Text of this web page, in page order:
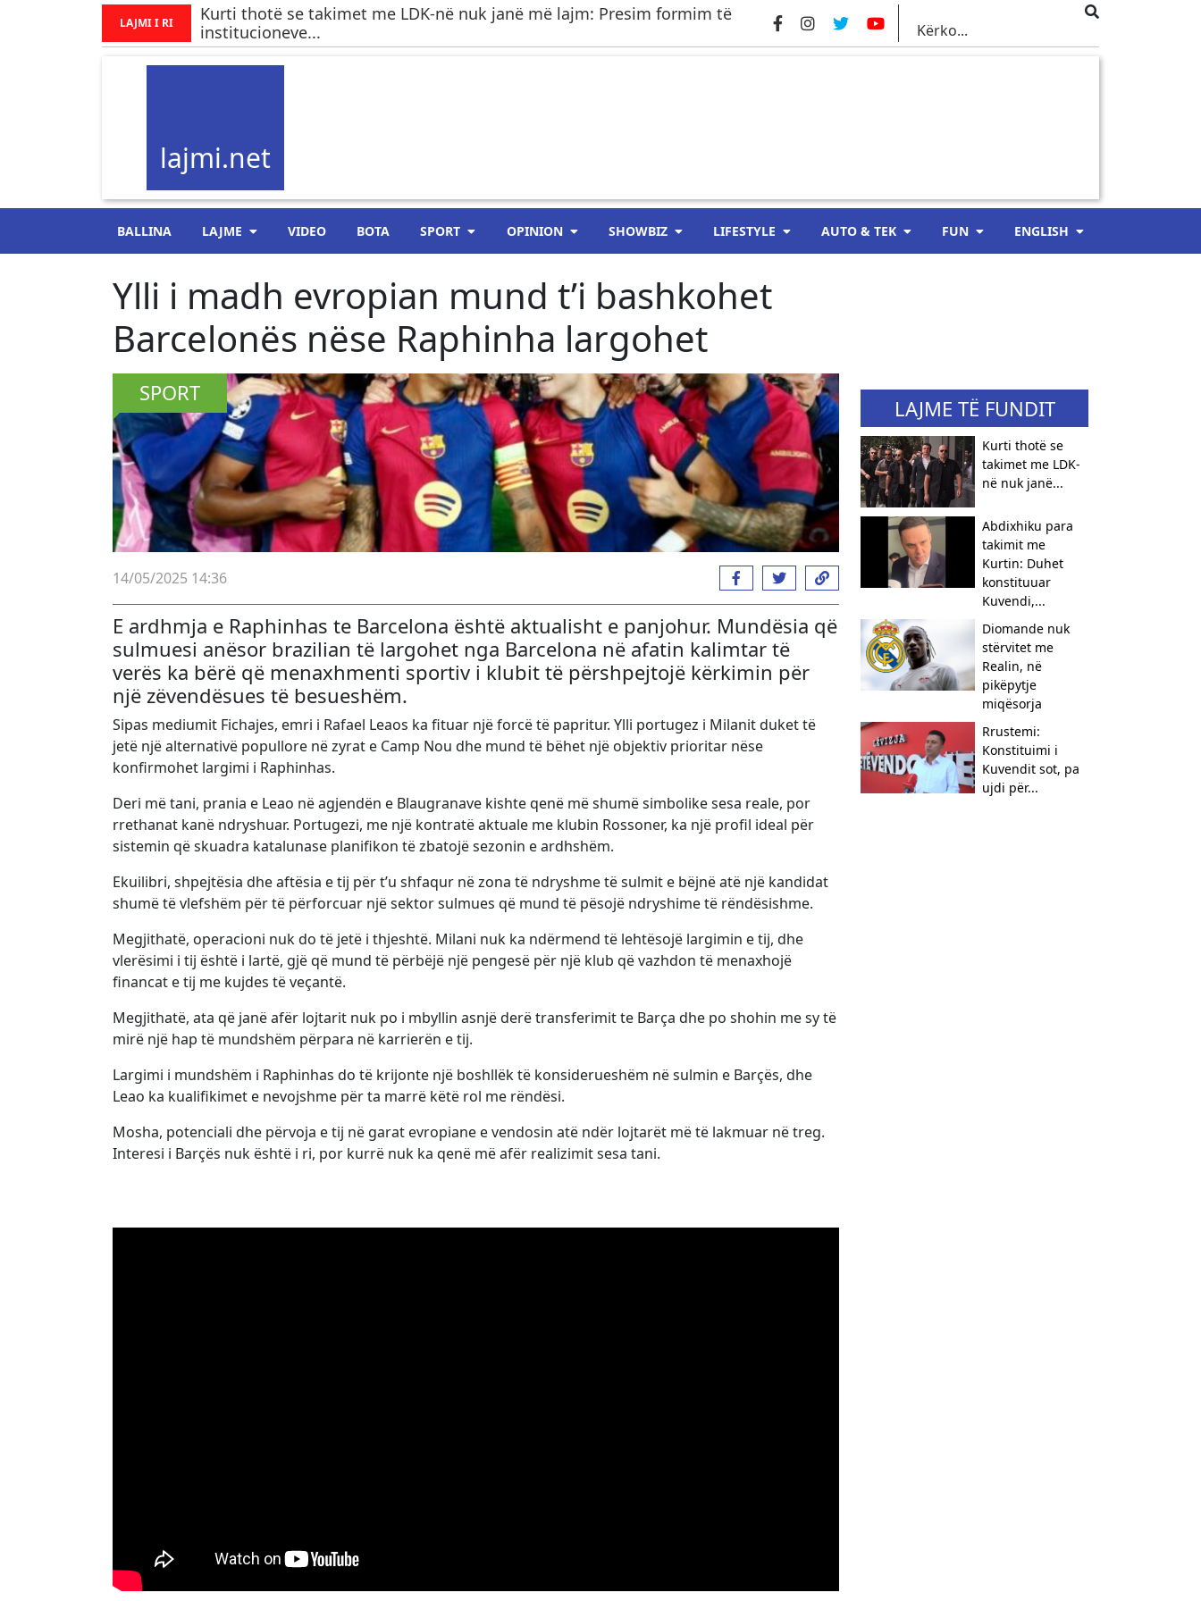
LAJMI I RI
Kurti thotë se takimet me LDK-në nuk janë më lajm: Presim formim të
institucioneve...
lajmi.net
BALLINA LAJME VIDEO BOTA SPORT OPINION SHOWBIZ LIFESTYLE AUTO & TEK FUN ENGLISH
Ylli i madh evropian mund t’i bashkohet
Barcelonës nëse Raphinha largohet
SPORT
14/05/2025 14:36
E ardhmja e Raphinhas te Barcelona është aktualisht e panjohur. Mundësia që
sulmuesi anësor brazilian të largohet nga Barcelona në afatin kalimtar të
verës ka bërë që menaxhmenti sportiv i klubit të përshpejtojë kërkimin për
një zëvendësues të besueshëm.
Sipas mediumit Fichajes, emri i Rafael Leaos ka fituar një forcë të papritur. Ylli portugez i Milanit duket të
jetë një alternativë popullore në zyrat e Camp Nou dhe mund të bëhet një objektiv prioritar nëse
konfirmohet largimi i Raphinhas.
Deri më tani, prania e Leao në agjendën e Blaugranave kishte qenë më shumë simbolike sesa reale, por
rrethanat kanë ndryshuar. Portugezi, me një kontratë aktuale me klubin Rossoner, ka një profil ideal për
sistemin që skuadra katalunase planifikon të zbatojë sezonin e ardhshëm.
Ekuilibri, shpejtësia dhe aftësia e tij për t’u shfaqur në zona të ndryshme të sulmit e bëjnë atë një kandidat
shumë të vlefshëm për të përforcuar një sektor sulmues që mund të pësojë ndryshime të rëndësishme.
Megjithatë, operacioni nuk do të jetë i thjeshtë. Milani nuk ka ndërmend të lehtësojë largimin e tij, dhe
vlerësimi i tij është i lartë, gjë që mund të përbëjë një pengesë për një klub që vazhdon të menaxhojë
financat e tij me kujdes të veçantë.
Megjithatë, ata që janë afër lojtarit nuk po i mbyllin asnjë derë transferimit te Barça dhe po shohin me sy të
mirë një hap të mundshëm përpara në karrierën e tij.
Largimi i mundshëm i Raphinhas do të krijonte një boshllëk të konsiderueshëm në sulmin e Barçës, dhe
Leao ka kualifikimet e nevojshme për ta marrë këtë rol me rëndësi.
Mosha, potenciali dhe përvoja e tij në garat evropiane e vendosin atë ndër lojtarët më të lakmuar në treg.
Interesi i Barçës nuk është i ri, por kurrë nuk ka qenë më afër realizimit sesa tani.
LAJME TË FUNDIT
Kurti thotë se
takimet me LDK-
në nuk janë...
Abdixhiku para
takimit me
Kurtin: Duhet
konstituuar
Kuvendi,...
​Diomande nuk
stërvitet me
Realin, në
pikëpytje
miqësorja
Rrustemi:
Konstituimi i
Kuvendit sot, pa
ujdi për...